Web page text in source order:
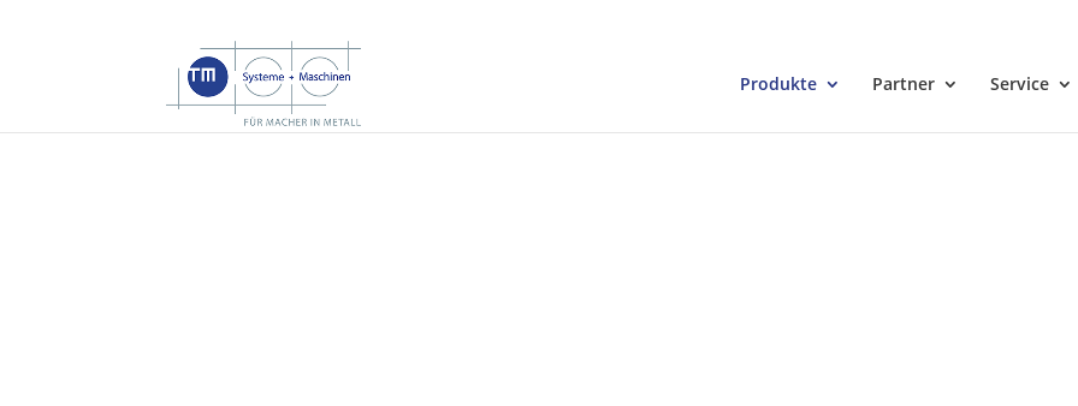
Produkte Partner Service